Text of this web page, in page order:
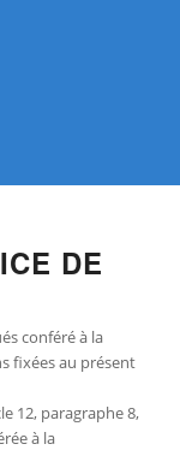
DE
conféré à la
fixées au présent
12, paragraphe 8,
à la